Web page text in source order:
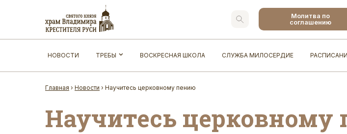
Молитва по
соглашению
НОВОСТИ ТРЕБЫ ВОСКРЕСНАЯ ШКОЛА СЛУЖБА МИЛОСЕРДИЕ
Главная › Новости › Научитесь церковному пению
Научитесь церковному